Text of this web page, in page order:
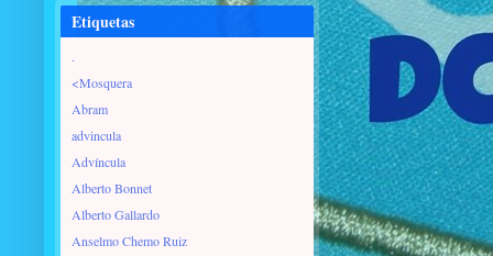
Etiquetas
.
<Mosquera
Abram
advincula
Advíncula
Alberto Bonnet
Alberto Gallardo
Anselmo Chemo Ruiz